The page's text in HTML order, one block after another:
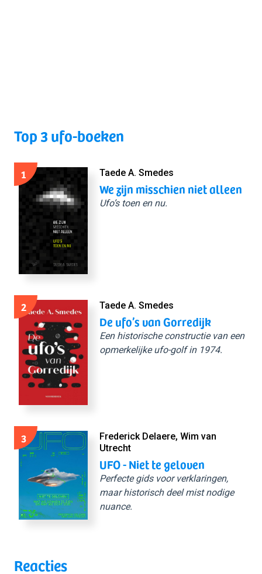
Top 3 ufo-boeken
1 Taede A. Smedes
We zijn misschien niet alleen
Ufo’s toen en nu.
2 Taede A. Smedes
De ufo’s van Gorredijk
Een historische constructie van een
opmerkelijke ufo-golf in 1974.
3
Frederick Delaere, Wim van
Utrecht
UFO - Niet te geloven
Perfecte gids voor verklaringen,
maar historisch deel mist nodige
nuance.
Reacties